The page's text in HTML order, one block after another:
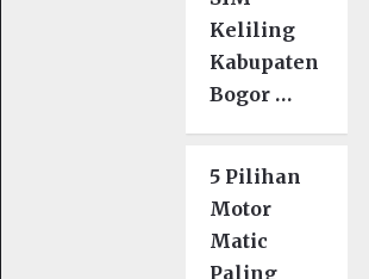
Keliling
Kabupaten
Bogor …
5 Pilihan
Motor
Matic
Paling